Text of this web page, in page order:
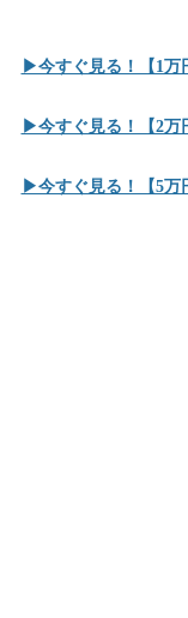
▶︎今すぐ見る！【1万
▶︎今すぐ見る！【2万
▶︎今すぐ見る！【5万